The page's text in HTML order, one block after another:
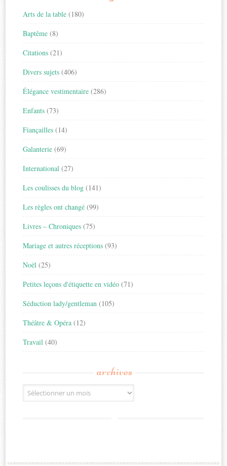
Arts de la table (180)
Baptême (8)
Citations (21)
Divers sujets (406)
Élégance vestimentaire (286)
Enfants (73)
Fiançailles (14)
Galanterie (69)
International (27)
Les coulisses du blog (141)
Les règles ont changé (99)
Livres – Chroniques (75)
Mariage et autres réceptions (93)
Noël (25)
Petites leçons d'étiquette en vidéo (71)
Séduction lady/gentleman (105)
Théâtre & Opéra (12)
Travail (40)
archives
Archives